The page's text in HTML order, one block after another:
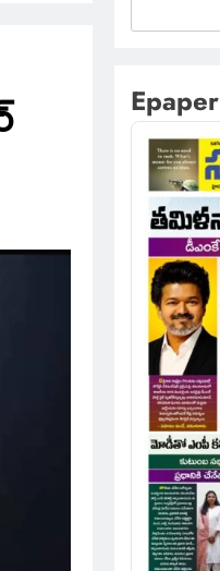
Epaper